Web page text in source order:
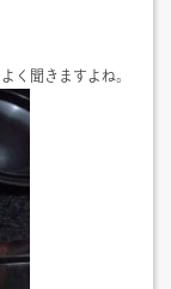
く聞きますよね。